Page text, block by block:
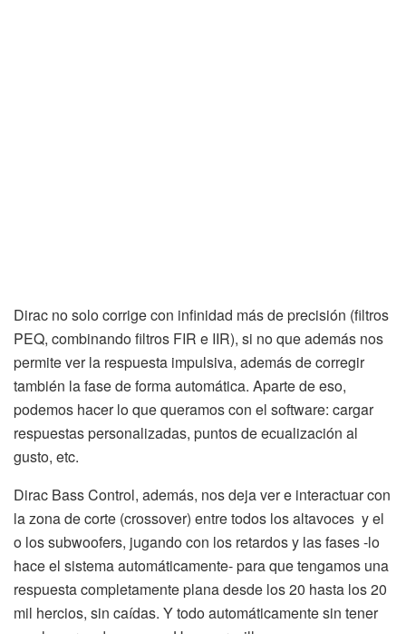
Dirac no solo corrige con infinidad más de precisión (filtros
PEQ, combinando filtros FIR e IIR), si no que además nos
permite ver la respuesta impulsiva, además de corregir
también la fase de forma automática. Aparte de eso,
podemos hacer lo que queramos con el software: cargar
respuestas personalizadas, puntos de ecualización al
gusto, etc.
Dirac Bass Control, además, nos deja ver e interactuar con
la zona de corte (crossover) entre todos los altavoces y el
o los subwoofers, jugando con los retardos y las fases -lo
hace el sistema automáticamente- para que tengamos una
respuesta completamente plana desde los 20 hasta los 20
mil hercios, sin caídas. Y todo automáticamente sin tener